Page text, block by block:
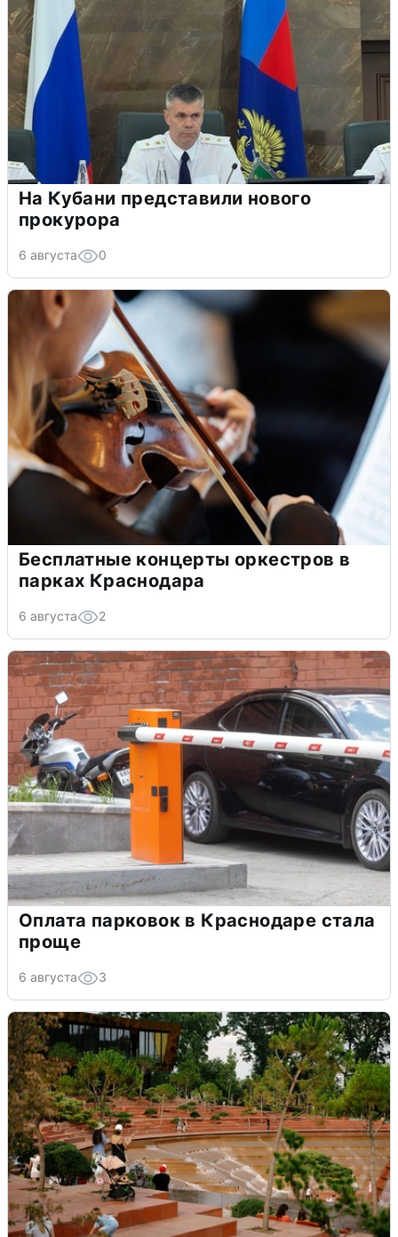
На Кубани представили нового
прокурора
6 августа 0
Бесплатные концерты оркестров в
парках Краснодара
6 августа 2
Оплата парковок в Краснодаре стала
проще
6 августа 3